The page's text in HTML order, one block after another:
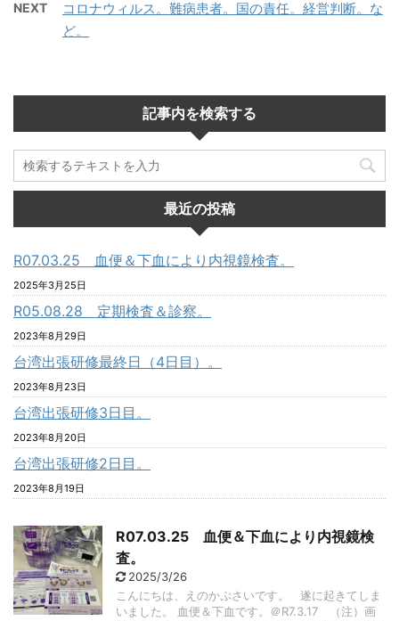
NEXT
コロナウィルス。難病患者。国の責任。経営判断。な
ど。
記事内を検索する
最近の投稿
R07.03.25 血便＆下血により内視鏡検査。
2025年3月25日
R05.08.28 定期検査＆診察。
2023年8月29日
台湾出張研修最終日（4日目）。
2023年8月23日
台湾出張研修3日目。
2023年8月20日
台湾出張研修2日目。
2023年8月19日
R07.03.25 血便＆下血により内視鏡検
査。
2025/3/26
こんにちは、えのかぷさいです。 遂に起きてしま
いました。 血便＆下血です。＠R7.3.17 （注）画